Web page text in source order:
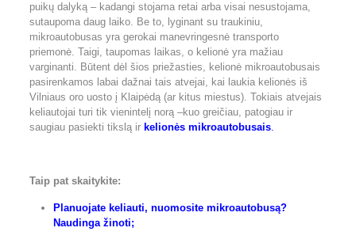
puikų dalyką – kadangi stojama retai arba visai nesustojama,
sutaupoma daug laiko. Be to, lyginant su traukiniu,
mikroautobusas yra gerokai manevringesnė transporto
priemonė. Taigi, taupomas laikas, o kelionė yra mažiau
varginanti. Būtent dėl šios priežasties, kelionė mikroautobusais
pasirenkamos labai dažnai tais atvejai, kai laukia kelionės iš
Vilniaus oro uosto į Klaipėdą (ar kitus miestus). Tokiais atvejais
keliautojai turi tik vienintelį norą –kuo greičiau, patogiau ir
saugiau pasiekti tikslą ir kelionės mikroautobusais.
Taip pat skaitykite:
Planuojate keliauti, nuomosite mikroautobusą?
Naudinga žinoti;